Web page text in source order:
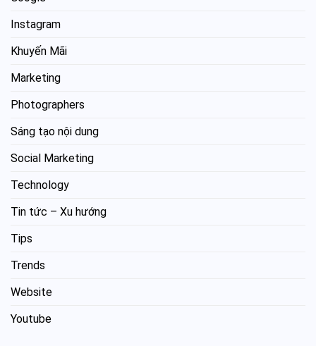
Instagram
Khuyến Mãi
Marketing
Photographers
Sáng tạo nội dung
Social Marketing
Technology
Tin tức – Xu hướng
Tips
Trends
Website
Youtube